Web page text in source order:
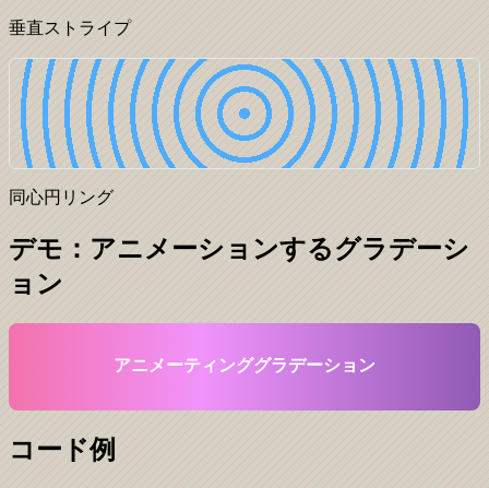
垂直ストライプ
同心円リング
デモ：アニメーションするグラデーシ
ョン
アニメーティンググラデーション
コード例